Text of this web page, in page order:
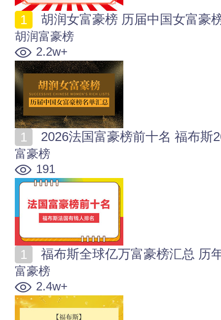
胡润女富豪榜 历届中国女富豪
胡润富豪榜
2.2w+
2026法国富豪榜前十名 福布斯
富豪榜
191
福布斯全球亿万富豪榜汇总 历
富豪榜
2.4w+